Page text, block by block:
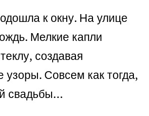
к окну. На улице
Мелкие капли
создавая
узоры. Совсем как тогда,
свадьбы…